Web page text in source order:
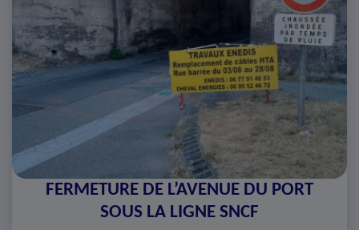
FERMETURE DE L’AVENUE DU PORT
SOUS LA LIGNE SNCF